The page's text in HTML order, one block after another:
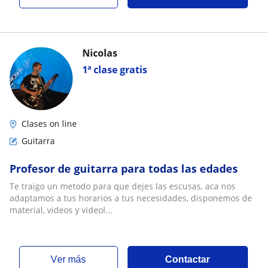
1ª clase gratis
Nicolas
Clases on line
Guitarra
Profesor de guitarra para todas las edades
Te traigo un metodo para que dejes las escusas, aca nos
adaptamos a tus horarios a tus necesidades, disponemos de
material, videos y videol...
ver más Contactar